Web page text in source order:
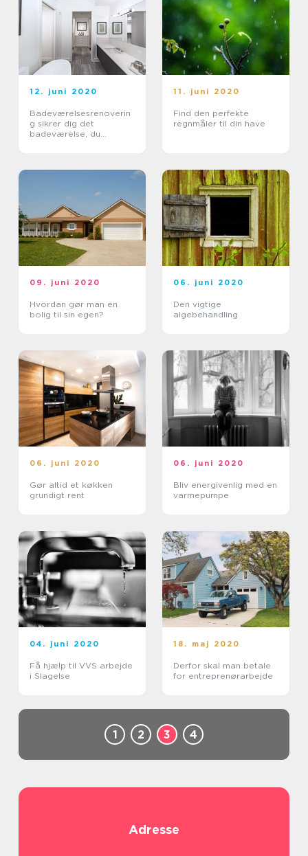
12. juni 2020
Badeværelsesrenoverin
g sikrer dig det
badeværelse, du
11. juni 2020
Find den perfekte
regnmåler til din have
09. juni 2020
Hvordan gør man en
bolig til sin egen?
06. juni 2020
Den vigtige
algebehandling
06. juni 2020
Gør altid et køkken
grundigt rent
06. juni 2020
Bliv energivenlig med en
varmepumpe
04. juni 2020
Få hjælp til VVS arbejde
i Slagelse
18. maj 2020
Derfor skal man betale
for entreprenørarbejde
1 2 3 4
Adresse